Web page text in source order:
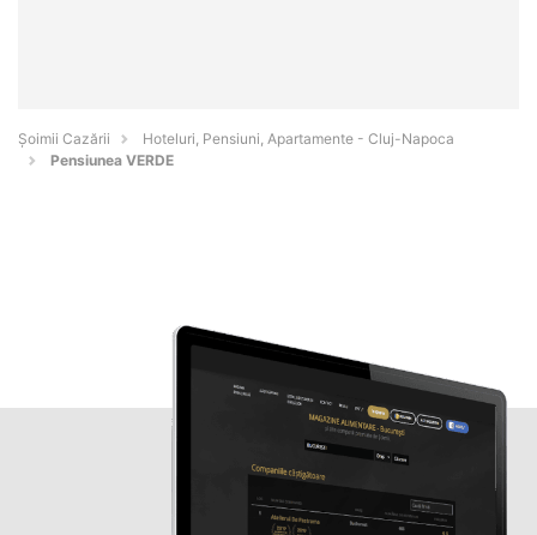
Șoimii Cazării
Hoteluri, Pensiuni, Apartamente - Cluj-Napoca
Pensiunea VERDE